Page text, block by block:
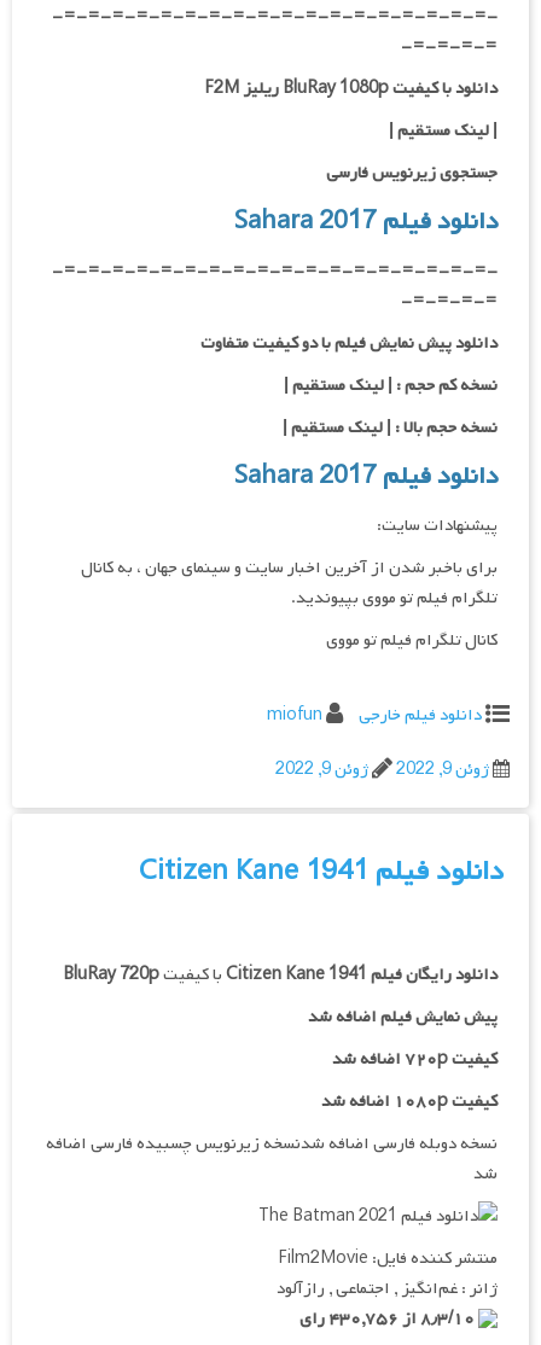
-=-=-=-=-=-=-=-=-=-=-=-=-=-=-=-=-=-=-
=-=-=-=-
دانلود با کیفیت BluRay 1080p ریلیز F2M
|لینک مستقیم|
جستجوی زیرنویس فارسی
دانلود فیلم Sahara 2017
-=-=-=-=-=-=-=-=-=-=-=-=-=-=-=-=-=-=-
=-=-=-=-
دانلود پیش نمایش فیلم با دو کیفیت متفاوت
نسخه کم حجم : | لینک مستقیم |
نسخه حجم بالا : | لینک مستقیم |
دانلود فیلم Sahara 2017
پیشنهادات سایت:
برای باخبر شدن از آخرین اخبار سایت و سینمای جهان ، به کانال
تلگرام فیلم تو مووی بپیوندید.
کانال تلگرام فیلم تو مووی
دانلود فیلم خارجی
miofun
ژوئن 9, 2022
ژوئن 9, 2022
دانلود فیلم Citizen Kane 1941
دانلود رایگان فیلم Citizen Kane 1941با کیفیتBluRay 720p
پیش نمایش فیلم اضافه شد
کیفیت ۷۲۰p اضافه شد
کیفیت ۱۰۸۰p اضافه شد
نسخه دوبله فارسی اضافه شدنسخه زیرنویس چسبیده فارسی اضافه
شد
منتشر کننده فایل: Film2Movie
ژانر : غم‌انگیز , اجتماعی , رازآلود